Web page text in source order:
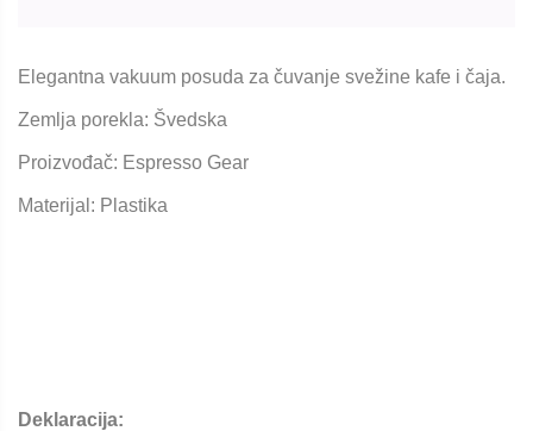
Elegantna vakuum posuda za čuvanje svežine kafe i čaja.
Zemlja porekla: Švedska
Proizvođač: Espresso Gear
Materijal: Plastika
Deklaracija: